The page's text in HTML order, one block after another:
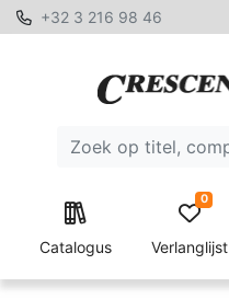
+32 3 216 98 46
Catalogus Verlanglijst
0